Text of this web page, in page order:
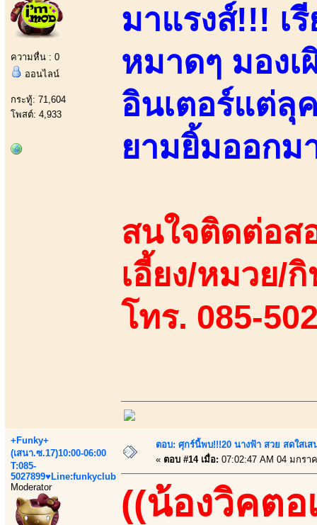
ความหื่น : 0
ออนไลน์
กระทู้: 71,604
โพสต์: 4,933
มาแรงส์!!! เ
หมาดๆ มอง
อินเตอร์แต่ลุ
ยามยิ้มออก
สนใจติดต่อส
เอี้ยง/หมวย/
โทร. 085-
+Funky+
(เสนา.ซ.17)10:00-06:00
T:085-
5027899♥Line:funkyclub
Moderator
ตอบ: ศุกร์นี้พบ!!!20 นางฟ้า สวย สดใสเส
« ตอบ #14 เมื่อ: 07:02:47 AM 04 มกรา
((น้องวิคตอ